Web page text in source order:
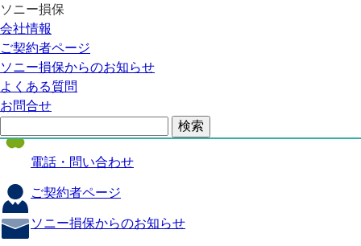
ソニー損保
会社情報
ご契約者ページ
ソニー損保からのお知らせ
よくある質問
お問合せ
自動車保険
医療保険
火災保険
海外旅行保険
電話・問い合わせ
ご契約者ページ
ソニー損保からのお知らせ